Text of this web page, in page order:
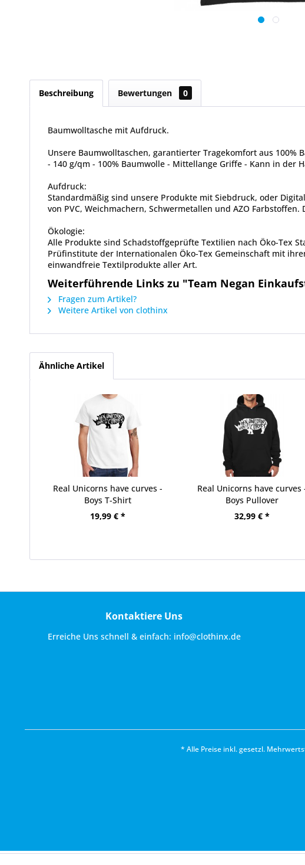
Beschreibung Bewertungen 0
Baumwolltasche mit Aufdruck.
Unsere Baumwolltaschen, garantierter Tragekomfort aus 100%
- 140 g/qm - 100% Baumwolle - Mittellange Griffe - Kann in der
Aufdruck:
Standardmäßig sind unsere Produkte mit Siebdruck, oder
von PVC, Weichmachern, Schwermetallen und AZO
Ökologie:
Alle Produkte sind Schadstoffgeprüfte Textilien nach Öko-Tex
Prüfinstitute der Internationalen Öko-Tex Gemeinschaft mit
einwandfreie Textilprodukte aller Art.
Weiterführende Links zu "Team Negan
Fragen zum Artikel?
Weitere Artikel von clothinx
Ähnliche Artikel
Real Unicorns have curves -
Boys T-Shirt
19,99 € *
Real Unicorns have curves
Boys Pullover
32,99 € *
Kontaktiere Uns
Erreiche Uns schnell & einfach: info@clothinx.de
* Alle Preise inkl. gesetzl.